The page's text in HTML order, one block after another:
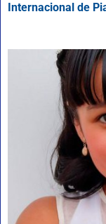
Internacional de